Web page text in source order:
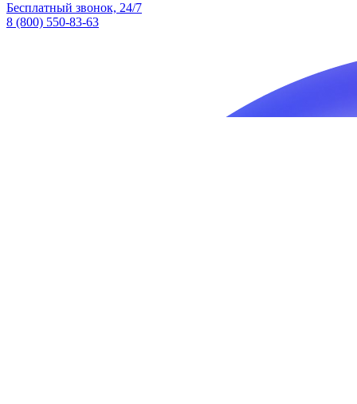
Бесплатный звонок, 24/7
8 (800) 550-83-63